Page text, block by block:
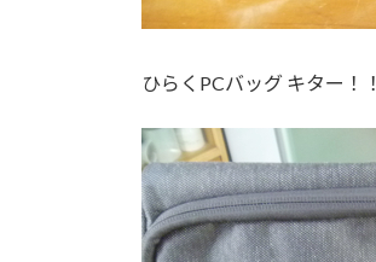
ひらくPCバッグ キター！！